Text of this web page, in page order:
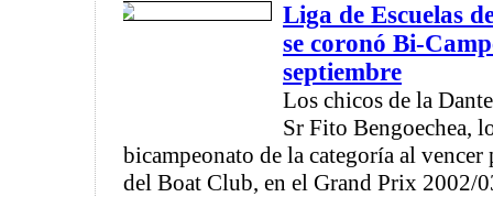
Liga de Escuelas
se coronó Bi-
septiembre
Los chicos de la
Sr Fito Bengoechea,
bicampeonato de la categoría al vencer
del Boat Club, en el Grand Prix 2002/